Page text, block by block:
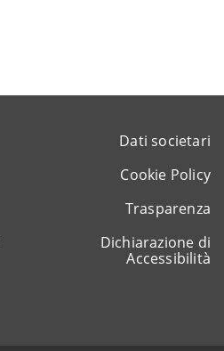
Dati societari
Cookie Policy
Trasparenza
Dichiarazione di
Accessibilità